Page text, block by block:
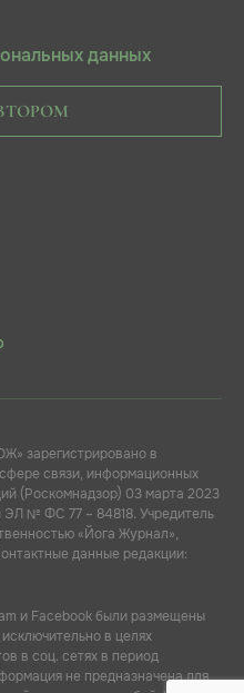
данных
зарегистрировано в
связи, информационных
(Роскомнадзор) 03 марта 2023
ЭЛ № ФС 77 – 84818. Учредитель
«Йога Журнал»,
данные редакции:
и Facebook были размещены
в целях
в соц. сетях в период
не предназначена для